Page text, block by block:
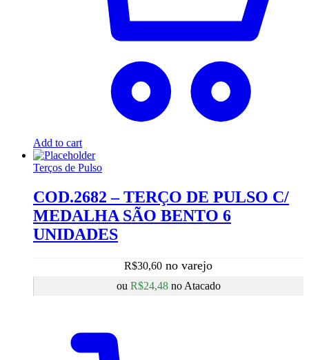
Add to cart
Terços de Pulso
COD.2682 – TERÇO DE PULSO C/
MEDALHA SÃO BENTO 6
UNIDADES
R$30,60
ou R$24,48 no Atacado